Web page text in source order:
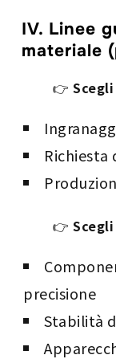
IV. Linee
materiale
👉Scegli
👉Scegli
precisione
Stabilità